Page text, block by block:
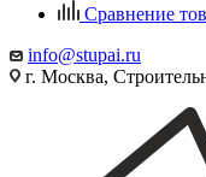
Сравнение
info@stupai.ru
г. Москва,